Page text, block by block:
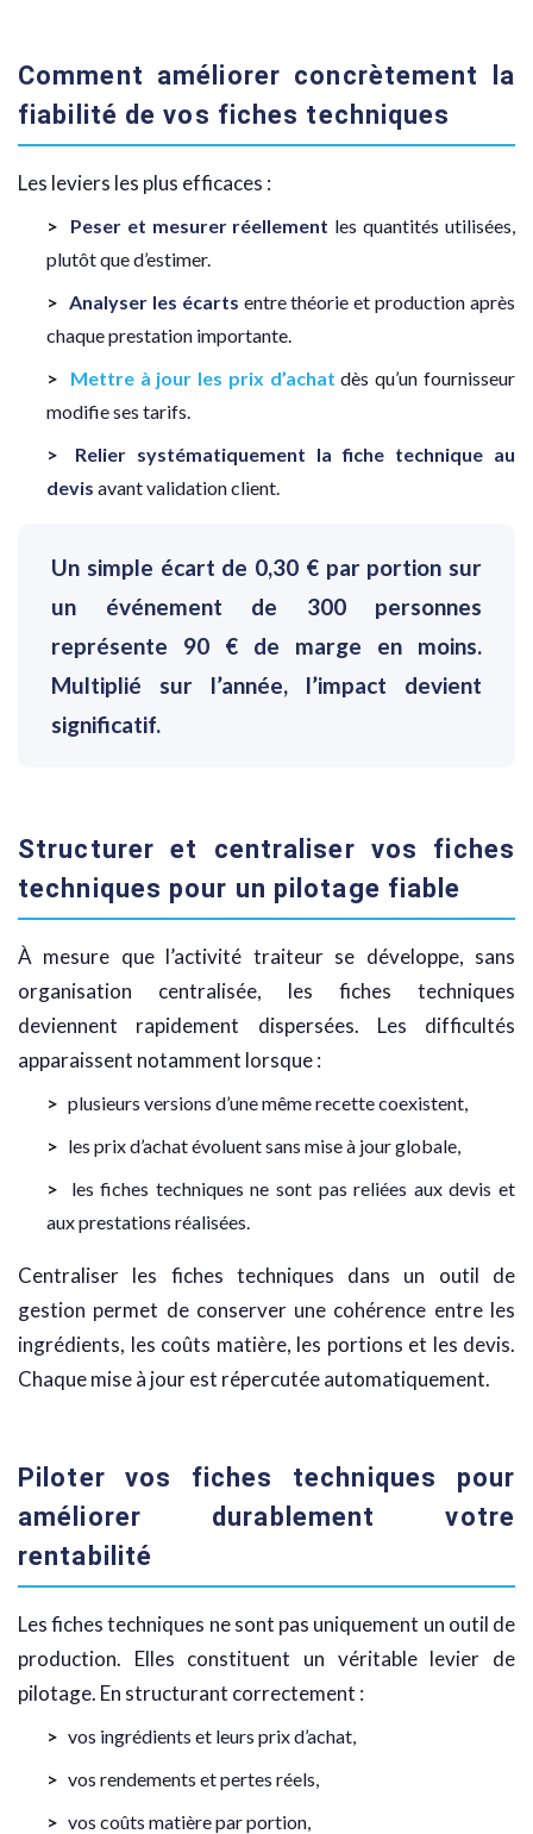
Comment améliorer concrètement la
fiabilité de vos fiches techniques
Les leviers les plus efficaces :
Peser et mesurer réellement les quantités utilisées,
plutôt que d’estimer.
Analyser les écarts entre théorie et production après
chaque prestation importante.
Mettre à jour les prix d’achat dès qu’un fournisseur
modifie ses tarifs.
Relier systématiquement la fiche technique au
devis avant validation client.
Un simple écart de 0,30 € par portion sur
un événement de 300 personnes
représente 90 € de marge en moins.
Multiplié sur l’année, l’impact devient
significatif.
Structurer et centraliser vos fiches
techniques pour un pilotage fiable
À mesure que l’activité traiteur se développe, sans
organisation centralisée, les fiches techniques
deviennent rapidement dispersées. Les difficultés
apparaissent notamment lorsque :
plusieurs versions d’une même recette coexistent,
les prix d’achat évoluent sans mise à jour globale,
les fiches techniques ne sont pas reliées aux devis et
aux prestations réalisées.
Centraliser les fiches techniques dans un outil de
gestion permet de conserver une cohérence entre les
ingrédients, les coûts matière, les portions et les devis.
Chaque mise à jour est répercutée automatiquement.
Piloter vos fiches techniques pour
améliorer durablement votre
rentabilité
Les fiches techniques ne sont pas uniquement un outil de
production. Elles constituent un véritable levier de
pilotage. En structurant correctement :
vos ingrédients et leurs prix d’achat,
vos rendements et pertes réels,
vos coûts matière par portion,